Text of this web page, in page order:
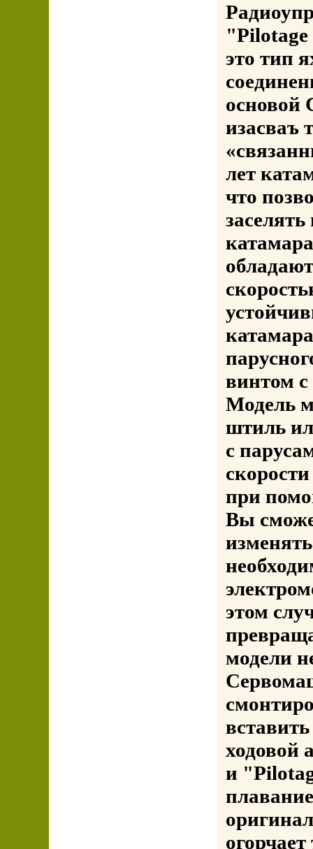
это тип
основой
изасваъ
лет
что
винтом с
Модель
штиль
с
при
Вы
этом
модели
ходовой
и